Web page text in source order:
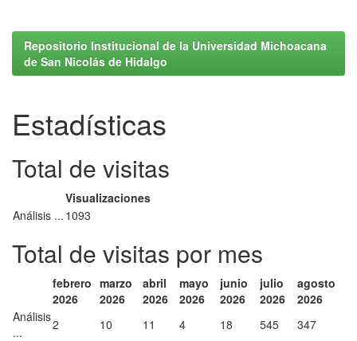
Repositorio Institucional de la Universidad Michoacana
de San Nicolás de Hidalgo
Estadísticas
Total de visitas
Visualizaciones
Análisis ... 1093
Total de visitas por mes
febrero
2026
marzo
2026
abril
2026
mayo
2026
junio
2026
julio
2026
agosto
2026
Análisis
...
2 10 11 4 18 545 347